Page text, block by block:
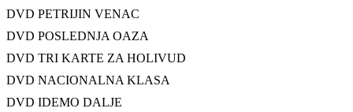
DVD PETRIJIN VENAC
DVD POSLEDNJA OAZA
DVD TRI KARTE ZA HOLIVUD
DVD NACIONALNA KLASA
DVD IDEMO DALJE